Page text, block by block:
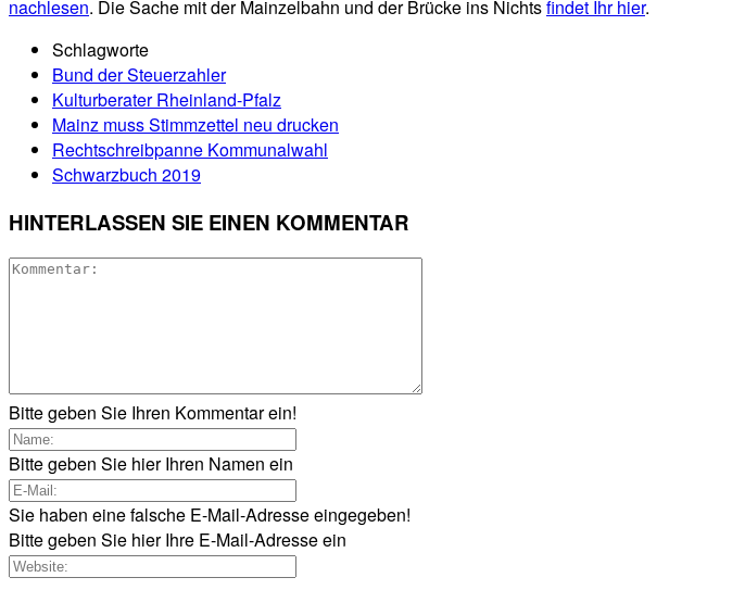
nachlesen. Die Sache mit der Mainzelbahn und der Brücke ins Nichtsfindet Ihr hier.
Schlagworte
Bund der Steuerzahler
Kulturberater Rheinland-Pfalz
Mainz muss Stimmzettel neu drucken
Rechtschreibpanne Kommunalwahl
Schwarzbuch 2019
HINTERLASSEN SIE EINEN KOMMENTAR
Bitte geben Sie Ihren Kommentar ein!
Bitte geben Sie hier Ihren Namen ein
Sie haben eine falsche E-Mail-Adresse eingegeben!
Bitte geben Sie hier Ihre E-Mail-Adresse ein